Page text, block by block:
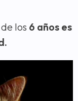
los 6 años es